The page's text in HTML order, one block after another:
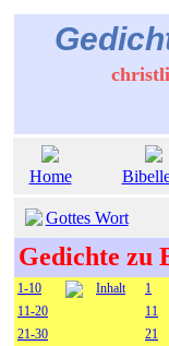
Home
Gottes Wort
Gedichte zu
1-10 Inhalt 1
11-20
11
21-30
21